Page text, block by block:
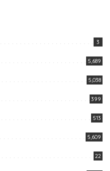
3
5,689
5,038
399
513
5,609
22